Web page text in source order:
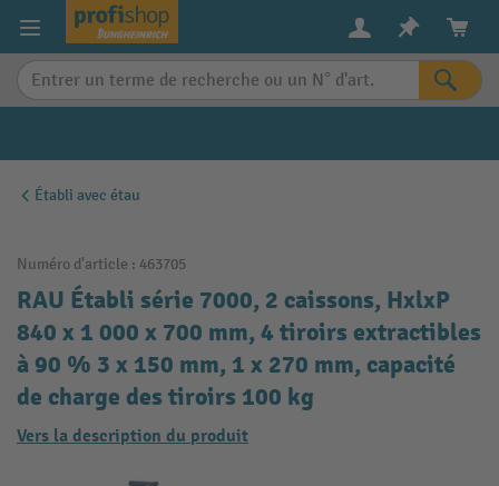
content
Établi avec étau
Numéro d'article : 463705
RAU Établi série 7000, 2 caissons, HxlxP
840 x 1 000 x 700 mm, 4 tiroirs extractibles
à 90 % 3 x 150 mm, 1 x 270 mm, capacité
de charge des tiroirs 100 kg
Vers la description du produit